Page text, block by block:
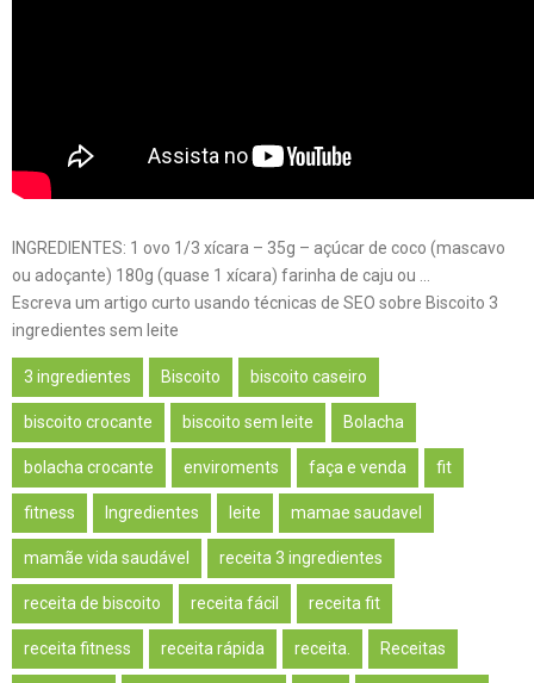
INGREDIENTES: 1 ovo 1/3 xícara – 35g – açúcar de coco (mascavo
ou adoçante) 180g (quase 1 xícara) farinha de caju ou …
Escreva um artigo curto usando técnicas de SEO sobre Biscoito 3
ingredientes sem leite
3 ingredientes Biscoito biscoito caseiro
biscoito crocante biscoito sem leite Bolacha
bolacha crocante enviroments faça e venda fit
fitness Ingredientes leite mamae saudavel
mamãe vida saudável receita 3 ingredientes
receita de biscoito receita fácil receita fit
receita fitness receita rápida receita. Receitas